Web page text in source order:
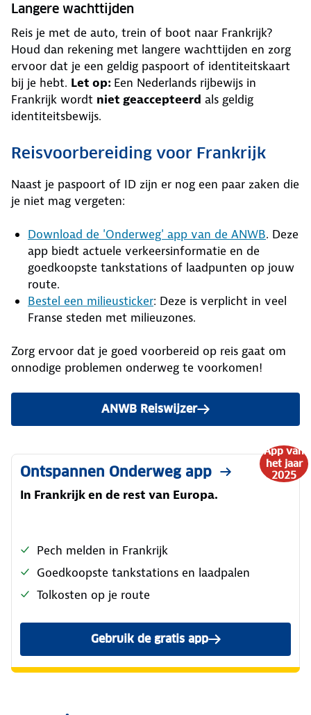
Langere wachttijden
Reis je met de auto, trein of boot naar Frankrijk?
Houd dan rekening met langere wachttijden en zorg
ervoor dat je een geldig paspoort of identiteitskaart
bij je hebt. Let op: Een Nederlands rijbewijs in
Frankrijk wordt niet geaccepteerd als geldig
identiteitsbewijs.
Reisvoorbereiding voor Frankrijk
Naast je paspoort of ID zijn er nog een paar zaken die
je niet mag vergeten:
Download de 'Onderweg' app van de ANWB. Deze
app biedt actuele verkeersinformatie en de
goedkoopste tankstations of laadpunten op jouw
route.
Bestel een milieusticker: Deze is verplicht in veel
Franse steden met milieuzones.
Zorg ervoor dat je goed voorbereid op reis gaat om
onnodige problemen onderweg te voorkomen!
ANWB Reiswijzer
App van
het jaar
2025
Ontspannen Onderweg app
In Frankrijk en de rest van Europa.
Pech melden in Frankrijk
Goedkoopste tankstations en laadpalen
Tolkosten op je route
Gebruik de gratis app